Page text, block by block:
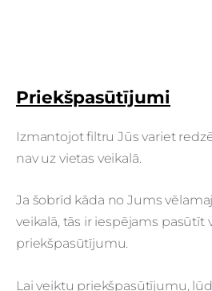
Priekšpasūtījumi
Izmantojot filtru Jūs variet
nav uz vietas veikalā.
Ja šobrīd kāda no Jums
veikalā, tās ir iespējams pasūtīt
priekšpasūtījumu.
Lai veiktu priekšpasūtījumu,